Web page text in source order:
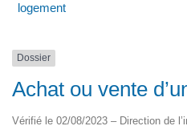
logement
Dossier
Achat ou vente
Vérifié le 02/08/2023 – Direction de